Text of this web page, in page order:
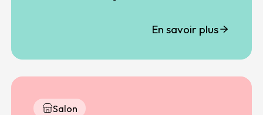
Pour faire bouger les usages de la data
En savoir plus
Salon